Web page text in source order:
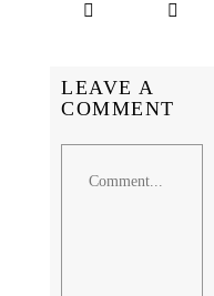
LEAVE A
COMMENT